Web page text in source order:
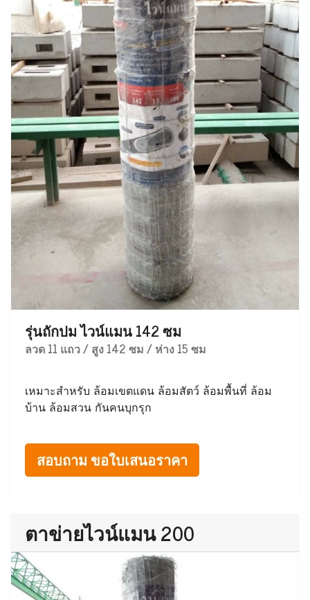
รุ่นถักปม ไวน์แมน 142 ซม
ลวด 11 แถว / สูง 142 ซม / ห่าง 15 ซม
เหมาะสำหรับ ล้อมเขตแดน ล้อมสัตว์ ล้อมพื้นที่ ล้อม
บ้าน ล้อมสวน กันคนบุกรุก
สอบถาม ขอใบเสนอราคา
ตาข่ายไวน์แมน 200